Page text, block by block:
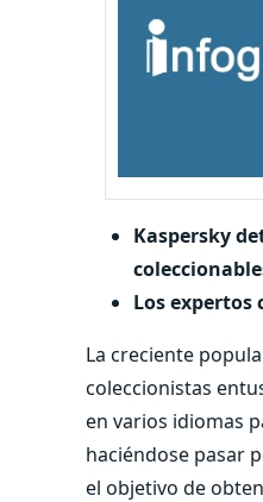
Kaspersky
Los expertos
La creciente
coleccionistas
en varios idiomas
haciéndose pasar
el objetivo de